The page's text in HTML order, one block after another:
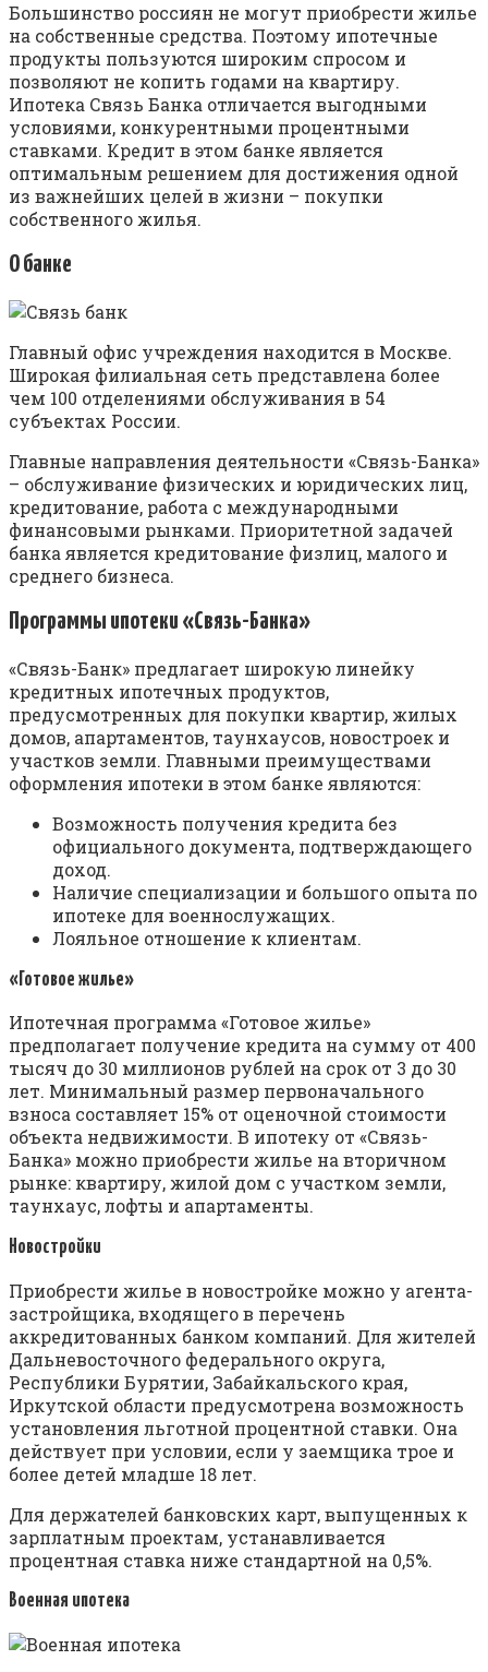
Большинство россиян не могут приобрести жилье
на собственные средства. Поэтому ипотечные
продукты пользуются широким спросом и
позволяют не копить годами на квартиру.
Ипотека Связь Банка отличается выгодными
условиями, конкурентными процентными
ставками. Кредит в этом банке является
оптимальным решением для достижения одной
из важнейших целей в жизни – покупки
собственного жилья.
О банке
Главный офис учреждения находится в Москве.
Широкая филиальная сеть представлена более
чем 100 отделениями обслуживания в 54
субъектах России.
Главные направления деятельности «Связь-Банка»
– обслуживание физических и юридических лиц,
кредитование, работа с международными
финансовыми рынками. Приоритетной задачей
банка является кредитование физлиц, малого и
среднего бизнеса.
Программы ипотеки «Связь-Банка»
«Связь-Банк» предлагает широкую линейку
кредитных ипотечных продуктов,
предусмотренных для покупки квартир, жилых
домов, апартаментов, таунхаусов, новостроек и
участков земли. Главными преимуществами
оформления ипотеки в этом банке являются:
Возможность получения кредита без
официального документа, подтверждающего
доход.
Наличие специализации и большого опыта по
ипотеке для военнослужащих.
Лояльное отношение к клиентам.
«Готовое жилье»
Ипотечная программа «Готовое жилье»
предполагает получение кредита на сумму от 400
тысяч до 30 миллионов рублей на срок от 3 до 30
лет. Минимальный размер первоначального
взноса составляет 15% от оценочной стоимости
объекта недвижимости. В ипотеку от «Связь-
Банка» можно приобрести жилье на вторичном
рынке: квартиру, жилой дом с участком земли,
таунхаус, лофты и апартаменты.
Новостройки
Приобрести жилье в новостройке можно у агента-
застройщика, входящего в перечень
аккредитованных банком компаний. Для жителей
Дальневосточного федерального округа,
Республики Бурятии, Забайкальского края,
Иркутской области предусмотрена возможность
установления льготной процентной ставки. Она
действует при условии, если у заемщика трое и
более детей младше 18 лет.
Для держателей банковских карт, выпущенных к
зарплатным проектам, устанавливается
процентная ставка ниже стандартной на 0,5%.
Военная ипотека